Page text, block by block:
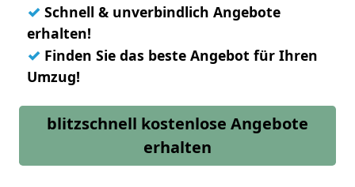
✓ Schnell & unverbindlich Angebote
erhalten!
✓ Finden Sie das beste Angebot für Ihren
Umzug!
blitzschnell kostenlose Angebote
erhalten